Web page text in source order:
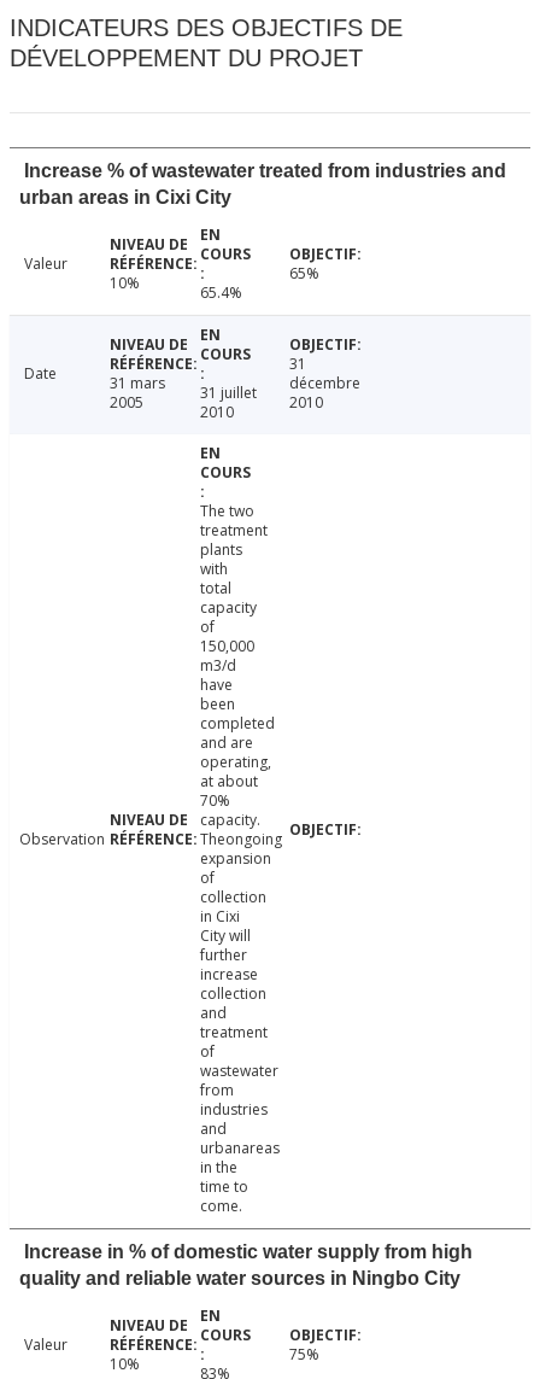
INDICATEURS DES OBJECTIFS DE
DÉVELOPPEMENT DU PROJET
Increase % of wastewater treated from industries and
urban areas in Cixi City
Valeur
10%
65.4%
65%
Date
31 mars
2005
31 juillet
2010
31
décembre
2010
Observation
The two
treatment
plants
with
total
capacity
of
150,000
m3/d
have
been
completed
and are
operating,
at about
70%
capacity.
Theongoing
expansion
of
collection
in Cixi
City will
further
increase
collection
and
treatment
of
wastewater
from
industries
and
urbanareas
in the
time to
come.
Increase in % of domestic water supply from high
quality and reliable water sources in Ningbo City
Valeur
10%
83%
75%